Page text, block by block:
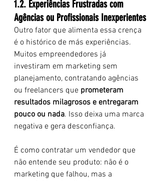
1.2. Experiências Frustradas com
Agências ou Profissionais Inexperientes
Outro fator que alimenta essa crença
é o histórico de más experiências.
Muitos empreendedores já
investiram em marketing sem
planejamento, contratando agências
ou freelancers que prometeram
resultados milagrosos e entregaram
pouco ou nada. Isso deixa uma marca
negativa e gera desconfiança.
É como contratar um vendedor que
não entende seu produto: não é o
marketing que falhou, mas a